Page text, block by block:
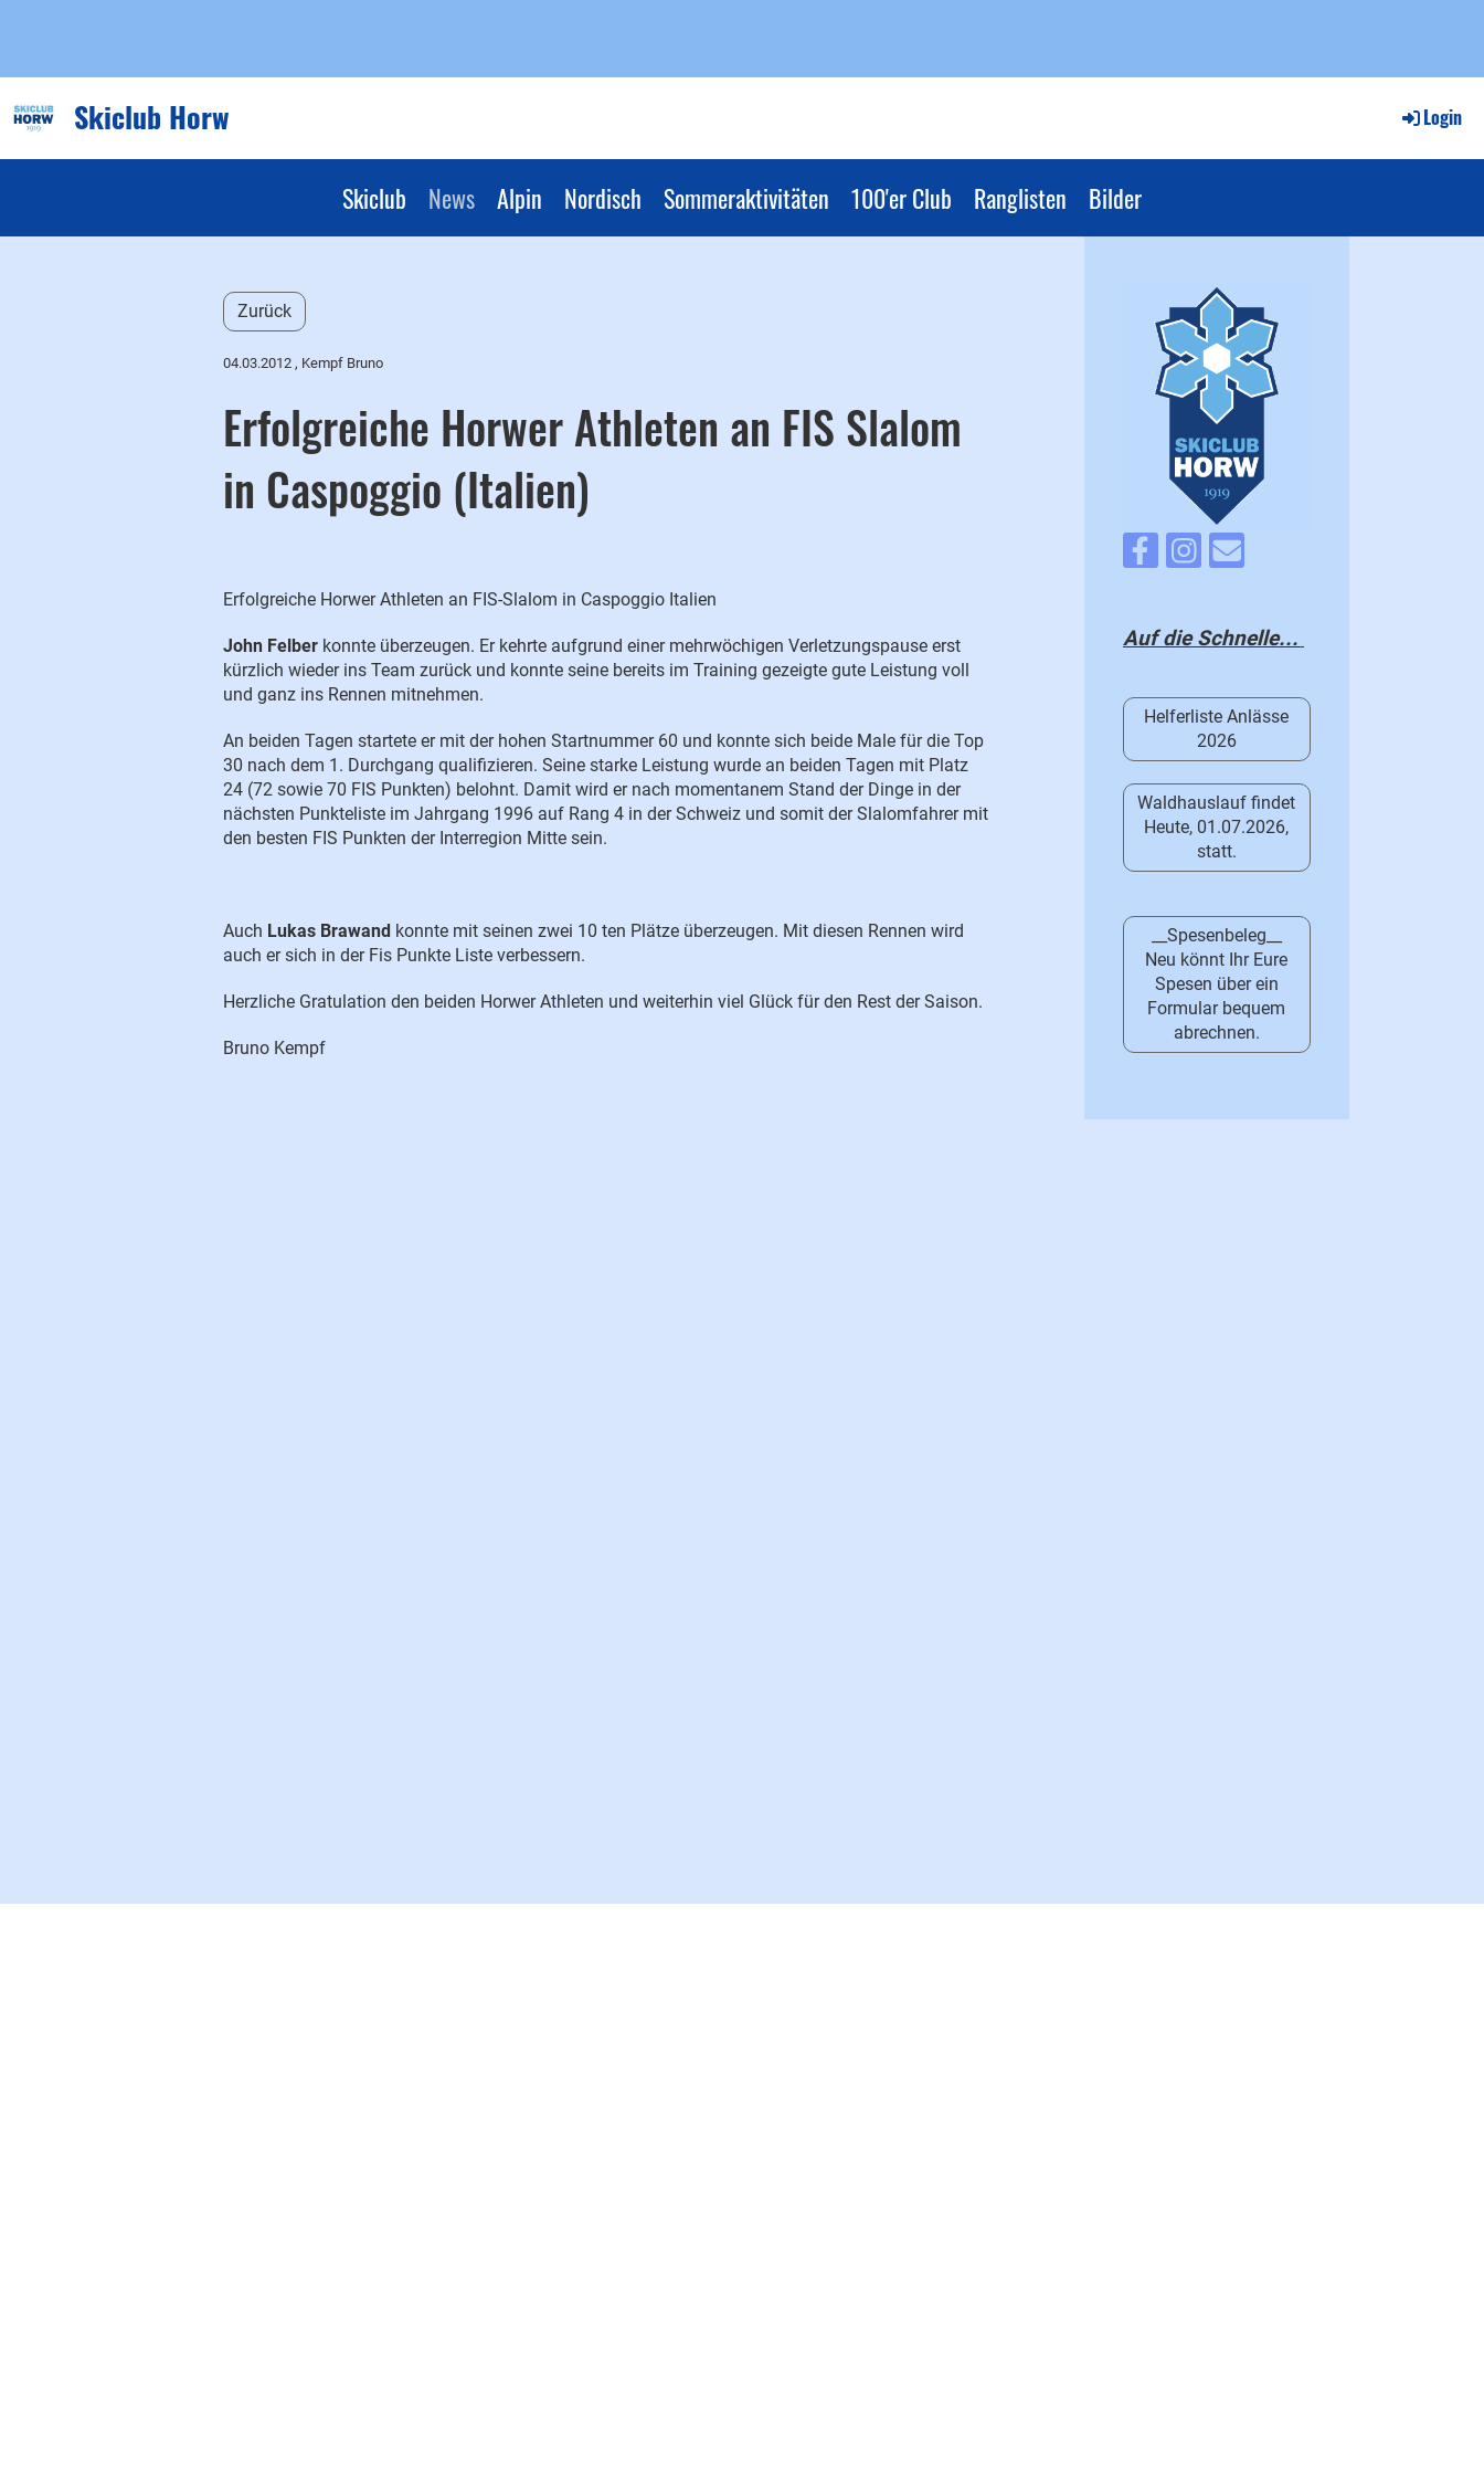
Skiclub Horw Login
Skiclub News Alpin Nordisch Sommeraktivitäten 100'er Club Ranglisten Bilder
Zurück
04.03.2012, Kempf Bruno
Erfolgreiche Horwer Athleten an FIS Slalom
in Caspoggio (Italien)
Erfolgreiche Horwer Athleten an FIS-Slalom in Caspoggio Italien
John Felber konnte überzeugen. Er kehrte aufgrund einer mehrwöchigen Verletzungspause erst
kürzlich wieder ins Team zurück und konnte seine bereits im Training gezeigte gute Leistung voll
und ganz ins Rennen mitnehmen.
An beiden Tagen startete er mit der hohen Startnummer 60 und konnte sich beide Male für die Top
30 nach dem 1. Durchgang qualifizieren. Seine starke Leistung wurde an beiden Tagen mit Platz
24 (72 sowie 70 FIS Punkten) belohnt. Damit wird er nach momentanem Stand der Dinge in der
nächsten Punkteliste im Jahrgang 1996 auf Rang 4 in der Schweiz und somit der Slalomfahrer mit
den besten FIS Punkten der Interregion Mitte sein.
Auch Lukas Brawand konnte mit seinen zwei 10 ten Plätze überzeugen. Mit diesen Rennen wird
auch er sich in der Fis Punkte Liste verbessern.
Herzliche Gratulation den beiden Horwer Athleten und weiterhin viel Glück für den Rest der Saison.
Bruno Kempf
Auf die Schnelle...
Helferliste Anlässe
2026
Waldhauslauf findet
Heute, 01.07.2026,
statt.
__Spesenbeleg__
Neu könnt Ihr Eure
Spesen über ein
Formular bequem
abrechnen.